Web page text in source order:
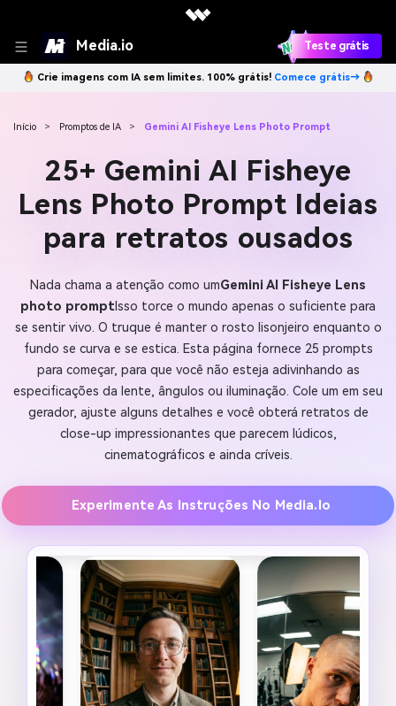
Media.io Teste grátis
Crie imagens com IA sem limites. 100% grátis! Comece grátis→
Início > Promptos de IA > Gemini AI Fisheye Lens Photo Prompt
25+ Gemini AI Fisheye
Lens Photo Prompt Ideias
para retratos ousados
Nada chama a atenção como umGemini AI Fisheye Lens
photo promptIsso torce o mundo apenas o suficiente para
se sentir vivo. O truque é manter o rosto lisonjeiro enquanto o
fundo se curva e se estica. Esta página fornece 25 prompts
para começar, para que você não esteja adivinhando as
especificações da lente, ângulos ou iluminação. Cole um em seu
gerador, ajuste alguns detalhes e você obterá retratos de
close-up impressionantes que parecem lúdicos,
cinematográficos e ainda críveis.
Experimente As Instruções No Media.io